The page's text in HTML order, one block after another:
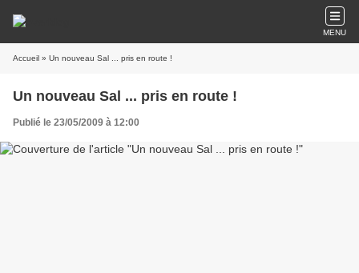
MENU
Accueil » Un nouveau Sal ... pris en route !
Un nouveau Sal ... pris en route !
Publié le 23/05/2009 à 12:00